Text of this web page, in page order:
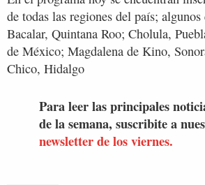
de todas las regiones del país;
Bacalar, Quintana Roo; Cholula,
de México; Magdalena de Kino,
Chico, Hidalgo
Para leer las principales
de la semana, suscribite a
newsletter de los viernes.